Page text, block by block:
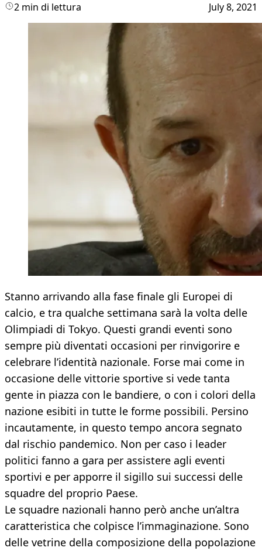
2 min di lettura July 8, 2021
Stanno arrivando alla fase finale gli Europei di
calcio, e tra qualche settimana sarà la volta delle
Olimpiadi di Tokyo. Questi grandi eventi sono
sempre più diventati occasioni per rinvigorire e
celebrare l’identità nazionale. Forse mai come in
occasione delle vittorie sportive si vede tanta
gente in piazza con le bandiere, o con i colori della
nazione esibiti in tutte le forme possibili. Persino
incautamente, in questo tempo ancora segnato
dal rischio pandemico. Non per caso i leader
politici fanno a gara per assistere agli eventi
sportivi e per apporre il sigillo sui successi delle
squadre del proprio Paese.
Le squadre nazionali hanno però anche un’altra
caratteristica che colpisce l’immaginazione. Sono
delle vetrine della composizione della popolazione